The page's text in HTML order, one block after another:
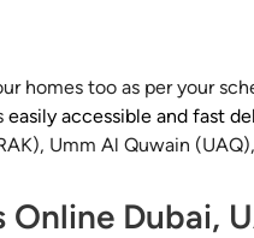
homes too as per your
easily accessible and fast
Umm Al Quwain (UAQ),
Dubai,